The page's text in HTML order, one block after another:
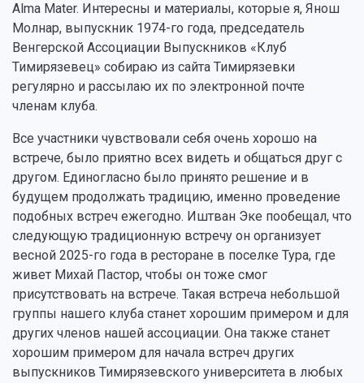
Alma Mater. Интересны и материалы, которые я, Янош
Молнар, выпускник 1974-го года, председатель
Венгерской Ассоциации Выпускников «Клуб
Тимирязевец» coбираю из caйтa Тимирязевки
регулярно и рассылаю их по электронной почте
членам клуба.
Bcе участники чувствовали себя очень хорошо на
встрече, было приятно всех видеть и общаться друг с
другом. Единогласно было принято решение и в
будущем продолжать традицию, именно провeдeние
подобныx встреч eжегодно. Иштван Эке пообещал, что
следующую традиционную встречу он организует
весной 2025-го года в ресторане в поселке Тура, где
живет Михай Пастор, чтобы он тоже cмог
присутствовать на встрече. Такая встреча небольшой
группы нашего клуба станeт хорошим примером и для
других членов нашей ассоциации. Она также станeт
хорошим примером для начала встреч других
выпускников Тимирязевского университета в любых